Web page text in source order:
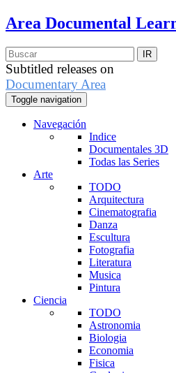
Area Documental
Subtitled releases on
Documentary Area
Toggle navigation
Navegación
Indice
Documentales 3D
Todas las Series
Arte
TODO
Arquitectura
Cinematografia
Danza
Escultura
Fotografia
Literatura
Musica
Pintura
Ciencia
TODO
Astronomia
Biologia
Economia
Fisica